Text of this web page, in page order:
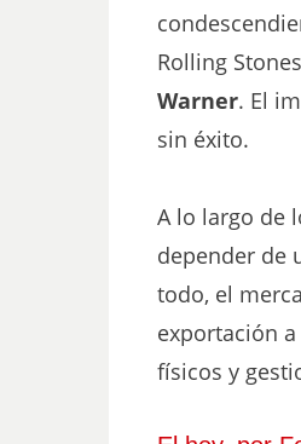
Rolling
Warner. El
sin éxito.
A lo largo de
depender de
todo, el
exportación
físicos y